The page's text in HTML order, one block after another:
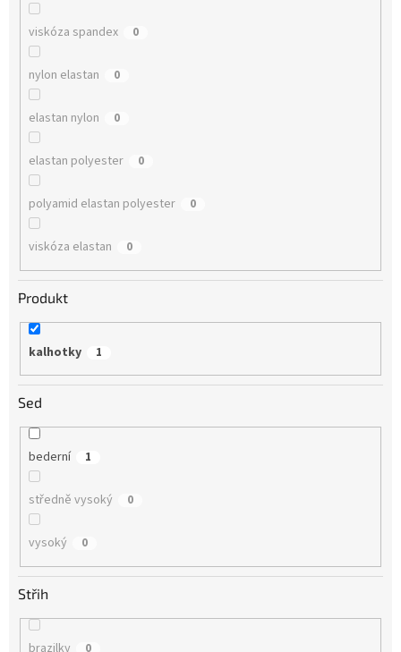
viskóza spandex 0
nylon elastan 0
elastan nylon 0
elastan polyester 0
polyamid elastan polyester 0
viskóza elastan 0
Produkt
kalhotky 1
Sed
bederní 1
středně vysoký 0
vysoký 0
Střih
brazilky 0